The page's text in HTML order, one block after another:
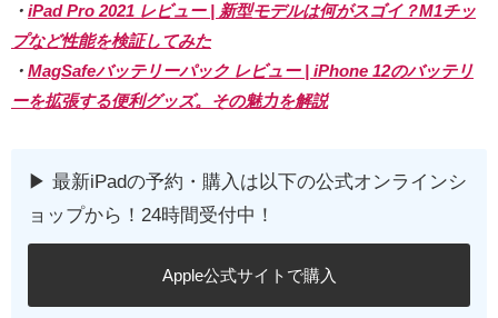
・ iPad Pro 2021 レビュー | 新型モデルは何がスゴイ？M1チッ
プなど性能を検証してみた
・ MagSafeバッテリーパック レビュー | iPhone 12のバッテリ
ーを拡張する便利グッズ。その魅力を解説
▶︎ 最新iPadの予約・購入は以下の公式オンラインシ
ョップから！24時間受付中！
Apple公式サイトで購入